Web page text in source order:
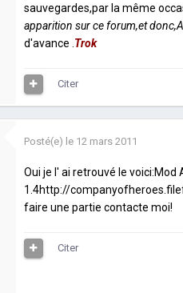
sauvegardes,par la même
apparition sur ce forum,et donc,
d'avance . Trok
Citer
Posté(e) le 12 mars 2011
Oui je l' ai retrouvé le voici:Mod
1.4http://
faire une partie contacte moi!
Citer